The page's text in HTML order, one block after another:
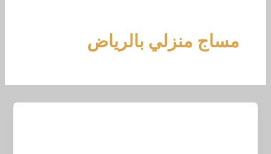
مساج منزلي بالرياض